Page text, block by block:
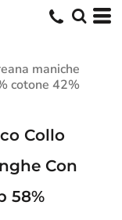
maniche
cotone 42%
Collo
Con
58%